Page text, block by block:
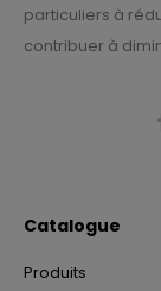
particuliers à
contribuer à
Catalogue
Produits